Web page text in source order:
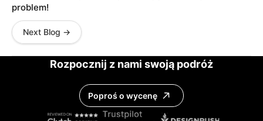
problem!
Next Blog →
Rozpocznij z nami swoją podróż
Poproś o wycenę